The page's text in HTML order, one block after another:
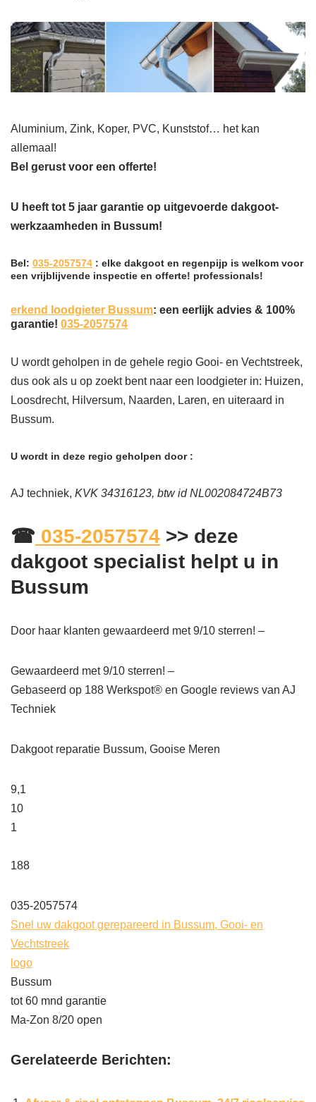
Aluminium, Zink, Koper, PVC, Kunststof… het kan
allemaal!
Bel gerust voor een offerte!
U heeft tot 5 jaar garantie op uitgevoerde dakgoot-
werkzaamheden in Bussum!
Bel: 035-2057574 : elke dakgoot en regenpijp is welkom voor
een vrijblijvende inspectie en offerte! professionals!
erkend loodgieter Bussum: een eerlijk advies & 100%
garantie! 035-2057574
U wordt geholpen in de gehele regio Gooi- en Vechtstreek,
dus ook als u op zoekt bent naar een loodgieter in: Huizen,
Loosdrecht, Hilversum, Naarden, Laren, en uiteraard in
Bussum.
U wordt in deze regio geholpen door :
AJ techniek, KVK 34316123, btw id NL002084724B73
☎ 035-2057574 >> deze
dakgoot specialist helpt u in
Bussum
Door haar klanten gewaardeerd met 9/10 sterren! –
Gewaardeerd met 9/10 sterren! –
Gebaseerd op 188 Werkspot® en Google reviews van AJ
Techniek
Dakgoot reparatie Bussum, Gooise Meren
9,1
10
1
188
035-2057574
Snel uw dakgoot gerepareerd in Bussum, Gooi- en
Vechtstreek
logo
Bussum
tot 60 mnd garantie
Ma-Zon 8/20 open
Gerelateerde Berichten: